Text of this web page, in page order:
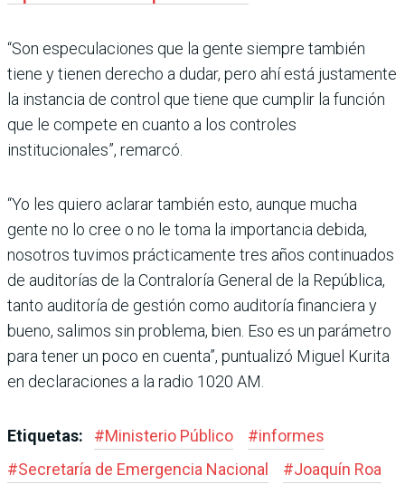
“Son especulaciones que la gente siempre también
tiene y tienen derecho a dudar, pero ahí está justamente
la instancia de control que tiene que cumplir la función
que le compete en cuanto a los controles
institucionales”, remarcó.
“Yo les quiero aclarar también esto, aunque mucha
gente no lo cree o no le toma la importancia debida,
nosotros tuvimos prácticamente tres años continuados
de auditorías de la Contraloría General de la República,
tanto auditoría de gestión como auditoría financiera y
bueno, salimos sin problema, bien. Eso es un parámetro
para tener un poco en cuenta”, puntualizó Miguel Kurita
en declaraciones a la radio 1020 AM.
Etiquetas: #Ministerio Público #informes
#Secretaría de Emergencia Nacional #Joaquín Roa